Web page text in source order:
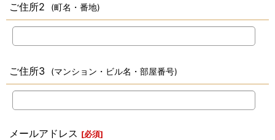
ご住所2 (町名・番地)
ご住所3 (マンション・ビル名・部屋番号)
メールアドレス [必須]